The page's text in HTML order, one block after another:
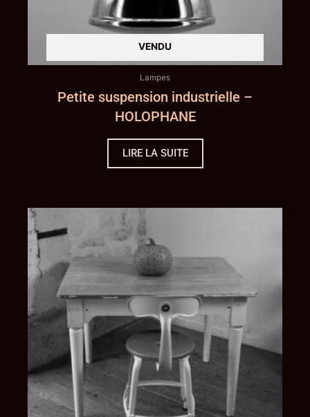
Lampes
Petite suspension industrielle –
HOLOPHANE
LIRE LA SUITE